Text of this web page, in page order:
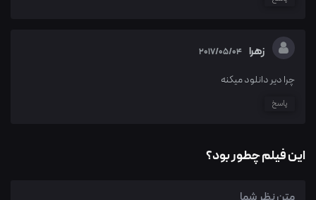
زهرا 2017/05/04
چرا دیر دانلود میکنه
پاسخ
این فیلم چطور بود؟